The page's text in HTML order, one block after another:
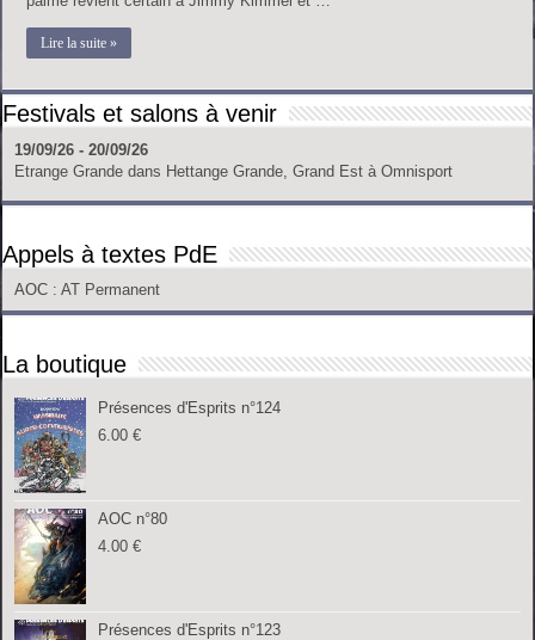
Lire la suite »
Festivals et salons à venir
19/09/26 - 20/09/26
Etrange Grande dans Hettange Grande, Grand Est à Omnisport
Appels à textes PdE
AOC : AT Permanent
La boutique
Présences d'Esprits n°124
6.00€
AOC n°80
4.00€
Présences d'Esprits n°123